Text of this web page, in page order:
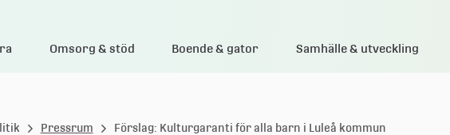
Omsorg & stöd Boende & gator Samhälle & utveckling
Pressrum Förslag: Kulturgaranti för alla barn i Luleå kommun